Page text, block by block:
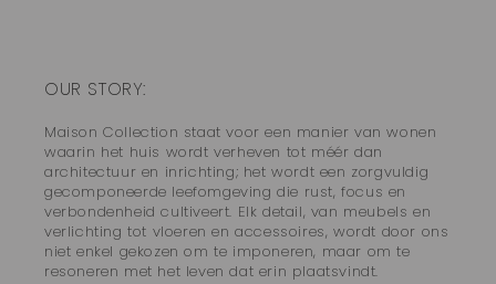
OUR STORY:
Maison Collection staat voor een manier van wonen
waarin het huis wordt verheven tot méér dan
architectuur en inrichting; het wordt een zorgvuldig
gecomponeerde leefomgeving die rust, focus en
verbondenheid cultiveert. Elk detail, van meubels en
verlichting tot vloeren en accessoires, wordt door ons
niet enkel gekozen om te imponeren, maar om te
resoneren met het leven dat erin plaatsvindt.